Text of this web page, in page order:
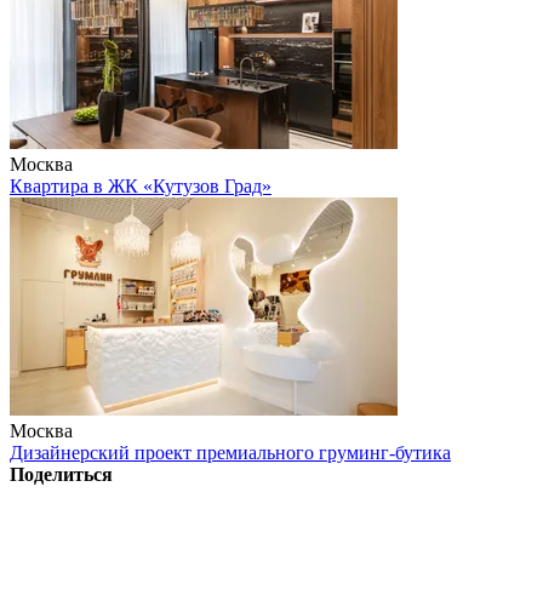
Москва
Квартира в ЖК «Кутузов Град»
Москва
Дизайнерский проект премиального груминг-бутика
Поделиться